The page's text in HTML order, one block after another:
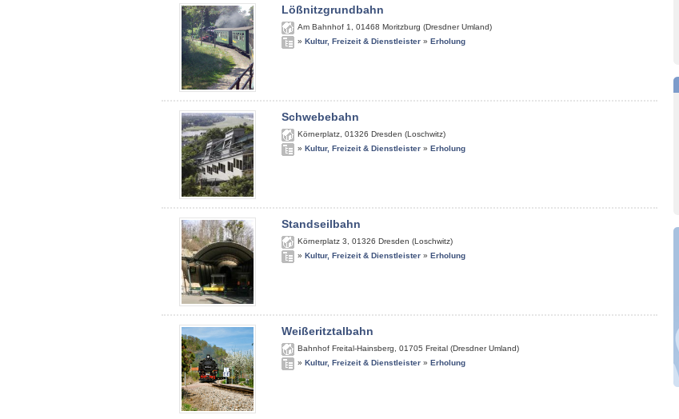
Lößnitzgrundbahn
Am Bahnhof 1 01468 Moritzburg (Dresdner Umland)
» Kultur, Freizeit & Dienstleister » Erholung
Schwebebahn
Körnerplatz 01326 Dresden (Loschwitz)
» Kultur, Freizeit & Dienstleister » Erholung
Standseilbahn
Körnerplatz 3 01326 Dresden (Loschwitz)
» Kultur, Freizeit & Dienstleister » Erholung
Weißeritztalbahn
Bahnhof Freital-Hainsberg 01705 Freital (Dresdner Umland)
» Kultur, Freizeit & Dienstleister » Erholung